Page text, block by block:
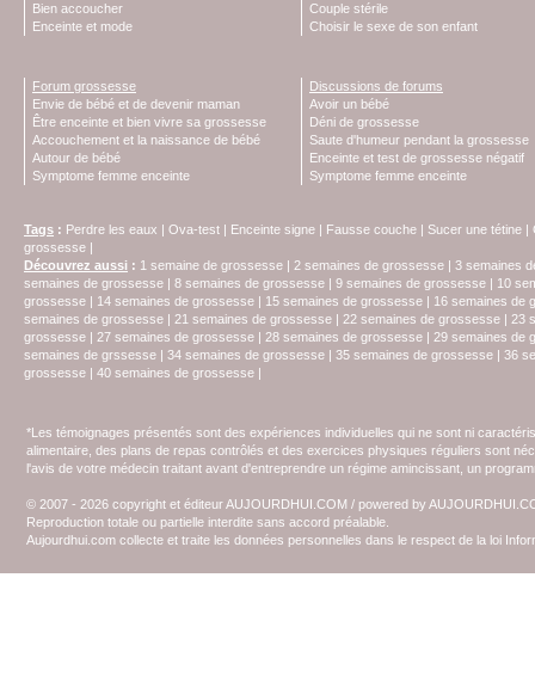
Bien accoucher
Enceinte et mode
Couple stérile
Choisir le sexe de son enfant
Forum grossesse
Envie de bébé et de devenir maman
Être enceinte et bien vivre sa grossesse
Accouchement et la naissance de bébé
Autour de bébé
Symptome femme enceinte
Discussions de forums
Avoir un bébé
Déni de grossesse
Saute d'humeur pendant la grossesse
Enceinte et test de grossesse négatif
Symptome femme enceinte
Tags : Perdre les eaux | Ova-test | Enceinte signe | Fausse couche | Sucer une tétine |
grossesse |
Découvrez aussi : 1 semaine de grossesse | 2 semaines de grossesse | 3 semaines
semaines de grossesse | 8 semaines de grossesse | 9 semaines de grossesse | 10
grossesse | 14 semaines de grossesse | 15 semaines de grossesse | 16 semaines de
semaines de grossesse | 21 semaines de grossesse | 22 semaines de grossesse | 23
grossesse | 27 semaines de grossesse | 28 semaines de grossesse | 29 semaines de
semaines de grssesse | 34 semaines de grossesse | 35 semaines de grossesse | 36
grossesse | 40 semaines de grossesse |
*Les témoignages présentés sont des expériences individuelles qui ne sont ni
alimentaire, des plans de repas contrôlés et des exercices physiques réguliers sont
l'avis de votre médecin traitant avant d'entreprendre un régime amincissant, un
© 2007 - 2026 copyright et éditeur AUJOURDHUI.COM / powered by
Reproduction totale ou partielle interdite sans accord préalable.
Aujourdhui.com collecte et traite les données personnelles dans le respect de la loi